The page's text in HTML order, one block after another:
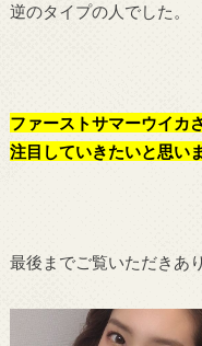
逆のタイプの人でした。
ファーストサマーウイカ
注目していきたいと思い
最後までご覧いただきあ